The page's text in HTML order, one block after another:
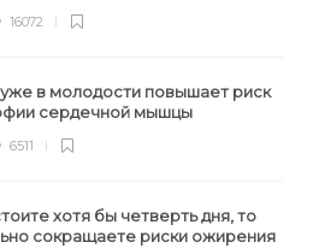
16072
в молодости повышает риск
сердечной мышцы
6511
хотя бы четверть дня, то
сокращаете риски ожирения